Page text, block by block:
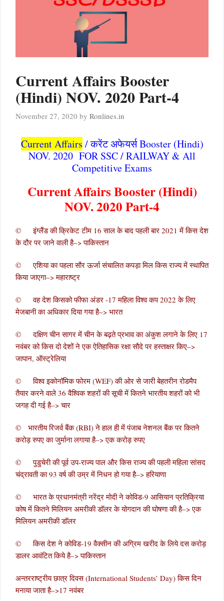
Current Affairs Booster
(Hindi) NOV. 2020 Part-4
November 27, 2020 by Ronlines.in
Current Affairs / करेंट अफेयर्स Booster (Hindi)
NOV. 2020 FOR SSC / RAILWAY & All
Competitive Exams
Current Affairs Booster (Hindi)
NOV. 2020 Part-4
© इंग्लैंड की क्रिकेट टीम 16 साल के बाद पहली बार 2021 में किस देश
के दौर पर जाने वाली है–> पाकिस्तान
© एशिया का पहला सौर ऊर्जा संचालित कपड़ा मिल किस राज्य में स्थापित
किया जाएगा–> महाराष्ट्र
© वह देश किसको फीफा अंडर -17 महिला विश्व कप 2022 के लिए
मेजबानी का अधिकार दिया गया है–> भारत
© दक्षिण चीन सागर में चीन के बढ़ते प्रभाव का अंकुश लगाने के लिए 17
नवंबर को किस दो देशों ने एक ऐतिहासिक रक्षा सौदे पर हस्ताक्षर किए–>
जापान, ऑस्ट्रेलिया
© विश्व इकोनॉमिक फोरम (WEF) की ओर से जारी बेहतरीन रोडमैप
तैयार करने वाले 36 वैश्विक शहरों की सूची में कितने भारतीय शहरों को भी
जगह दी गई है–> चार
© भारतीय रिजर्व बैंक (RBI) ने हाल ही में पंजाब नेशनल बैंक पर कितने
करोड़ रुपए का जुर्माना लगाया है–> एक करोड़ रुपए
© पुडुचेरी की पूर्व उप-राज्य पाल और किस राज्य की पहली महिला सांसद
चंद्रावती का 93 वर्ष की उम्र में निधन हो गया है–> हरियाणा
© भारत के प्रधानमंत्री नरेंद्र मोदी ने कोविड-9 आसियान प्रतिक्रिया
कोष में कितने मिलियन अमरीकी डॉलर के योगदान की घोषणा की है–> एक
मिलियन अमरीकी डॉलर
© किस देश ने कोविड-19 वैक्सीन की अग्रिम खरीद के लिये दस करोड़
डालर आवंटित किये है–> पाकिस्तान
अन्तरराष्ट्रीय छात्र दिवस (International Students’ Day) किस दिन
मनाया जाता है–>17 नवंबर